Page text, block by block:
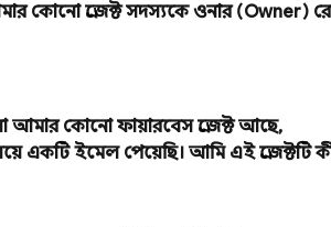
কোনো প্রজেক্ট সদস্যকে ওনার (Owner)
আমার কোনো ফায়ারবেস প্রজেক্ট আছে,
একটি ইমেল পেয়েছি। আমি এই প্রজেক্টটি